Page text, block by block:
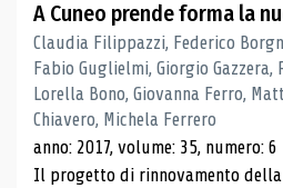
A Cuneo prende forma la
Claudia Filippazzi, Federico
Fabio Guglielmi, Giorgio
Lorella Bono, Giovanna Ferro,
Chiavero, Michela Ferrero
anno: 2017, volume: 35, numero: 6
Il progetto di rinnovamento